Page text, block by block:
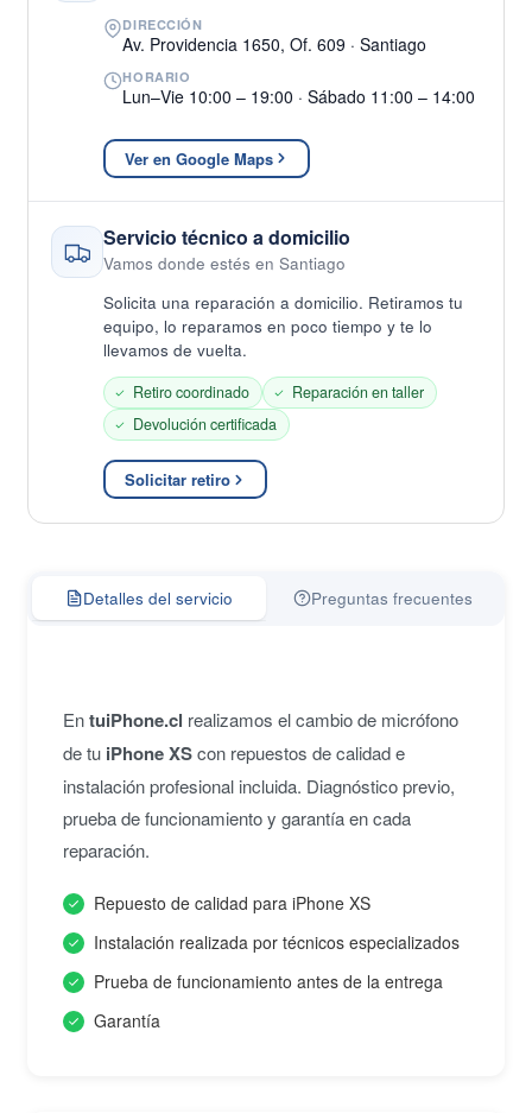
DIRECCIÓN
Av. Providencia 1650, Of. 609 · Santiago
HORARIO
Lun–Vie 10:00 – 19:00 · Sábado 11:00 – 14:00
Ver en Google Maps
Servicio técnico a domicilio
Vamos donde estés en Santiago
Solicita una reparación a domicilio. Retiramos tu
equipo, lo reparamos en poco tiempo y te lo
llevamos de vuelta.
Retiro coordinado
Reparación en taller
Devolución certificada
Solicitar retiro
Detalles del servicio Preguntas frecuentes
EntuiPhone.cl realizamos el cambio de micrófono
de tu iPhone XScon repuestos de calidad e
instalación profesional incluida. Diagnóstico previo,
prueba de funcionamiento y garantía en cada
reparación.
Repuesto de calidad para iPhone XS
Instalación realizada por técnicos especializados
Prueba de funcionamiento antes de la entrega
Garantía